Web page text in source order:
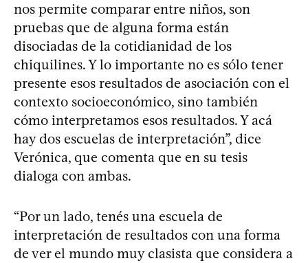
nos permite comparar entre niños, son
pruebas que de alguna forma están
disociadas de la cotidianidad de los
chiquilines. Y lo importante no es sólo tener
presente esos resultados de asociación con el
contexto socioeconómico, sino también
cómo interpretamos esos resultados. Y acá
hay dos escuelas de interpretación”, dice
Verónica, que comenta que en su tesis
dialoga con ambas.
“Por un lado, tenés una escuela de
interpretación de resultados con una forma
de ver el mundo muy clasista que considera a